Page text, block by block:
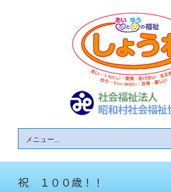
メニュー...
祝 １００歳！！